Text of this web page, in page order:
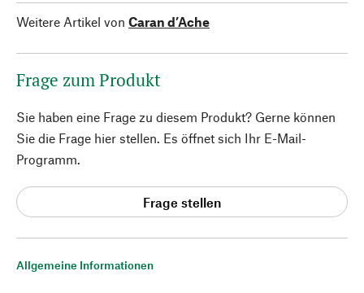
Allgemeine Informationen
Weitere Artikel von Caran d’Ache
Frage zum Produkt
Sie haben eine Frage zu diesem Produkt? Gerne können
Sie die Frage hier stellen. Es öffnet sich Ihr E-Mail-
Programm.
Frage stellen